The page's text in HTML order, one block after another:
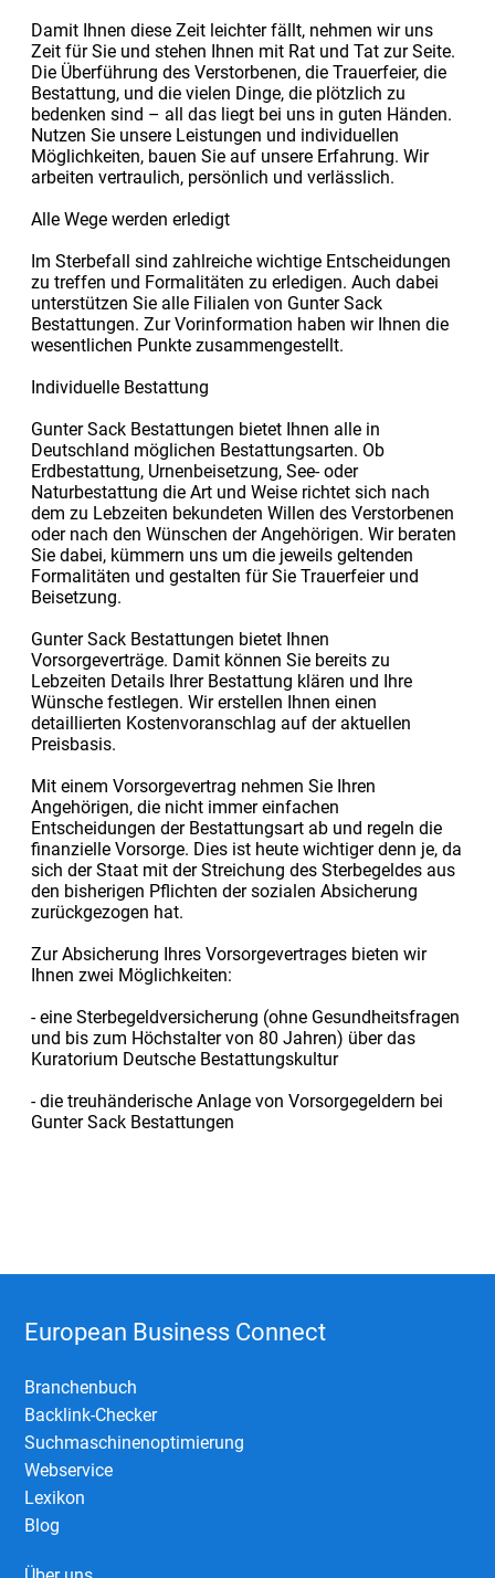
Damit Ihnen diese Zeit leichter fällt, nehmen wir uns
Zeit für Sie und stehen Ihnen mit Rat und Tat zur Seite.
Die Überführung des Verstorbenen, die Trauerfeier, die
Bestattung, und die vielen Dinge, die plötzlich zu
bedenken sind – all das liegt bei uns in guten Händen.
Nutzen Sie unsere Leistungen und individuellen
Möglichkeiten, bauen Sie auf unsere Erfahrung. Wir
arbeiten vertraulich, persönlich und verlässlich.
Alle Wege werden erledigt
Im Sterbefall sind zahlreiche wichtige Entscheidungen
zu treffen und Formalitäten zu erledigen. Auch dabei
unterstützen Sie alle Filialen von Gunter Sack
Bestattungen. Zur Vorinformation haben wir Ihnen die
wesentlichen Punkte zusammengestellt.
Individuelle Bestattung
Gunter Sack Bestattungen bietet Ihnen alle in
Deutschland möglichen Bestattungsarten. Ob
Erdbestattung, Urnenbeisetzung, See- oder
Naturbestattung die Art und Weise richtet sich nach
dem zu Lebzeiten bekundeten Willen des Verstorbenen
oder nach den Wünschen der Angehörigen. Wir beraten
Sie dabei, kümmern uns um die jeweils geltenden
Formalitäten und gestalten für Sie Trauerfeier und
Beisetzung.
Gunter Sack Bestattungen bietet Ihnen
Vorsorgeverträge. Damit können Sie bereits zu
Lebzeiten Details Ihrer Bestattung klären und Ihre
Wünsche festlegen. Wir erstellen Ihnen einen
detaillierten Kostenvoranschlag auf der aktuellen
Preisbasis.
Mit einem Vorsorgevertrag nehmen Sie Ihren
Angehörigen, die nicht immer einfachen
Entscheidungen der Bestattungsart ab und regeln die
finanzielle Vorsorge. Dies ist heute wichtiger denn je, da
sich der Staat mit der Streichung des Sterbegeldes aus
den bisherigen Pflichten der sozialen Absicherung
zurückgezogen hat.
Zur Absicherung Ihres Vorsorgevertrages bieten wir
Ihnen zwei Möglichkeiten:
- eine Sterbegeldversicherung (ohne Gesundheitsfragen
und bis zum Höchstalter von 80 Jahren) über das
Kuratorium Deutsche Bestattungskultur
- die treuhänderische Anlage von Vorsorgegeldern bei
Gunter Sack Bestattungen
European Business Connect
Branchenbuch
Backlink-Checker
Suchmaschinenoptimierung
Webservice
Lexikon
Blog